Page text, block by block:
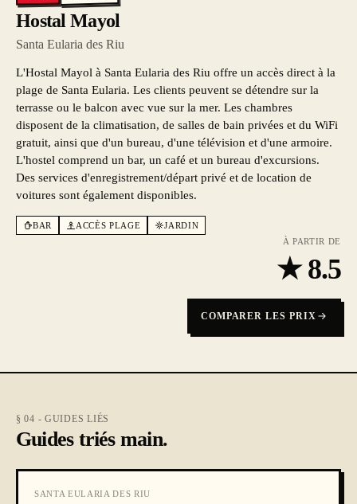
Hostal Mayol
Santa Eularia des Riu
L'Hostal Mayol à Santa Eularia des Riu offre un accès direct à la
plage de Santa Eularia. Les clients peuvent se détendre sur la
terrasse ou le balcon avec vue sur la mer. Les chambres
disposent de la climatisation, de salles de bain privées et du WiFi
gratuit, ainsi que d'un bureau, d'une télévision et d'une armoire.
L'hostel comprend un bar, un café et un bureau d'excursions.
Des services d'enregistrement/départ privé et de location de
voitures sont également disponibles.
BAR ACCÈS PLAGE
JARDIN
À PARTIR DE
★8.5
COMPARER LES PRIX
§ 04 - GUIDES LIÉS
Guides triés main.
SANTA EULARIA DES RIU